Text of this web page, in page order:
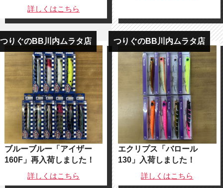
詳しくはこちら
つりぐのBB川内ムラタ店
ブルーブルー「アイザー
160F」再入荷しました！
詳しくはこちら
つりぐのBB川内ムラタ店
エクリプス「バロール
130」入荷しました！
詳しくはこちら